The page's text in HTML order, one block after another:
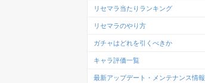
リセマラ当たりランキング
リセマラのやり方
ガチャはどれを引くべきか
キャラ評価一覧
最新アップデート・メンテナンス情報